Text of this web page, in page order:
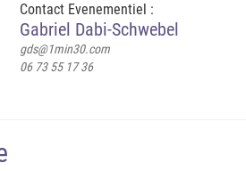
Contact Evenementiel :
Gabriel Dabi-Schwebel
gds@1min30.com
06 73 55 17 36